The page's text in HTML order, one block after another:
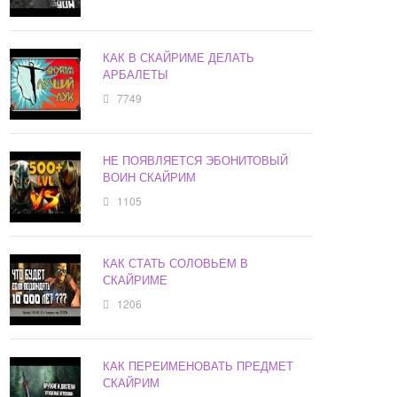
КАК В СКАЙРИМЕ ДЕЛАТЬ
АРБАЛЕТЫ
7749
НЕ ПОЯВЛЯЕТСЯ ЭБОНИТОВЫЙ
ВОИН СКАЙРИМ
1105
КАК СТАТЬ СОЛОВЬЕМ В
СКАЙРИМЕ
1206
КАК ПЕРЕИМЕНОВАТЬ ПРЕДМЕТ
СКАЙРИМ